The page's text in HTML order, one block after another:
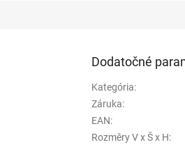
Dodatočné
Kategória:
Záruka:
EAN:
Rozměry V x Š x H: